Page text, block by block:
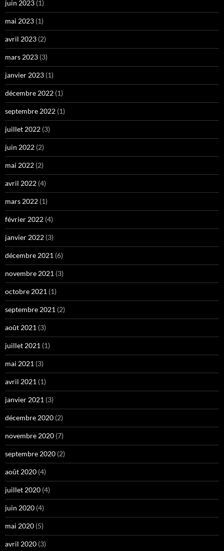
juin 2023 (1)
mai 2023 (1)
avril 2023 (2)
mars 2023 (3)
janvier 2023 (1)
décembre 2022 (1)
septembre 2022 (1)
juillet 2022 (3)
juin 2022 (2)
mai 2022 (2)
avril 2022 (4)
mars 2022 (1)
février 2022 (4)
janvier 2022 (3)
décembre 2021 (6)
novembre 2021 (3)
octobre 2021 (1)
septembre 2021 (2)
août 2021 (3)
juillet 2021 (1)
mai 2021 (3)
avril 2021 (1)
janvier 2021 (3)
décembre 2020 (2)
novembre 2020 (7)
septembre 2020 (2)
août 2020 (4)
juillet 2020 (4)
juin 2020 (4)
mai 2020 (5)
avril 2020 (3)